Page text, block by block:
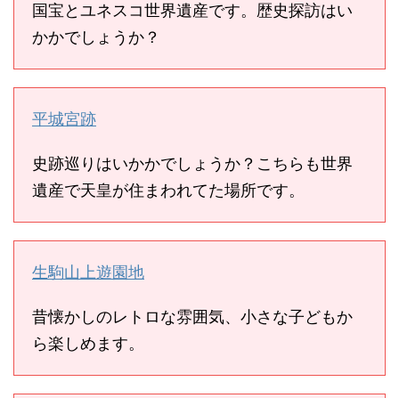
国宝とユネスコ世界遺産です。歴史探訪はい
かかでしょうか？
平城宮跡
史跡巡りはいかかでしょうか？こちらも世界
遺産で天皇が住まわれてた場所です。
生駒山上遊園地
昔懐かしのレトロな雰囲気、小さな子どもか
ら楽しめます。